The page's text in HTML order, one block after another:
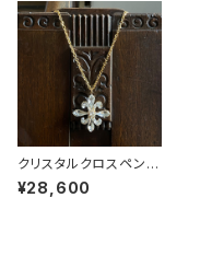
クリスタルクロスペンダ
ント
¥28,600